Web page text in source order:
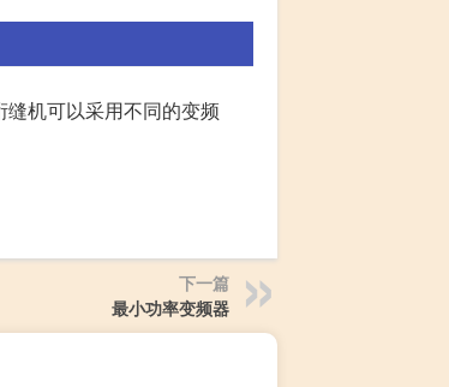
机可以采用不同的变频
下一篇
最小功率变频器